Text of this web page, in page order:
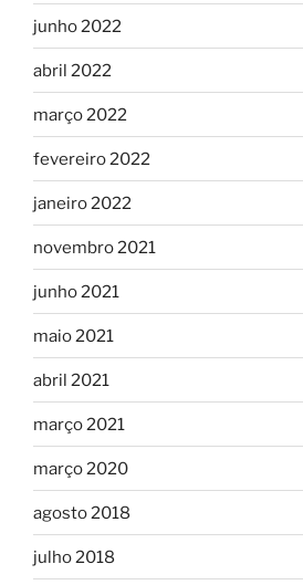
junho 2022
abril 2022
março 2022
fevereiro 2022
janeiro 2022
novembro 2021
junho 2021
maio 2021
abril 2021
março 2021
março 2020
agosto 2018
julho 2018